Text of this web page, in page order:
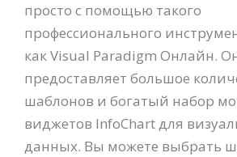
просто с помощью такого
профессионального
как Visual Paradigm Онлайн.
предоставляет большое
шаблонов и богатый набор
виджетов InfoChart для
данных. Вы можете выбрать